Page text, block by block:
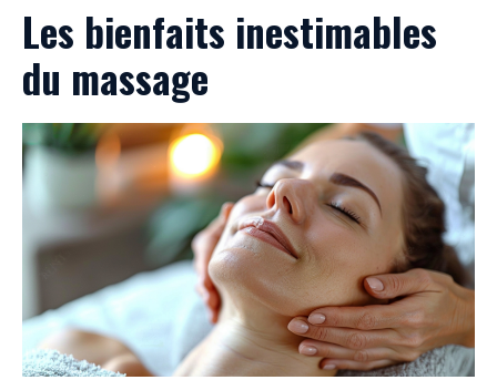
Les bienfaits inestimables
du massage